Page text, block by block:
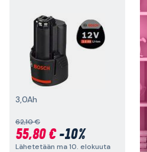
3,0Ah
62,10 €
55,80 €-10%
Lähetetään ma 10. elokuuta